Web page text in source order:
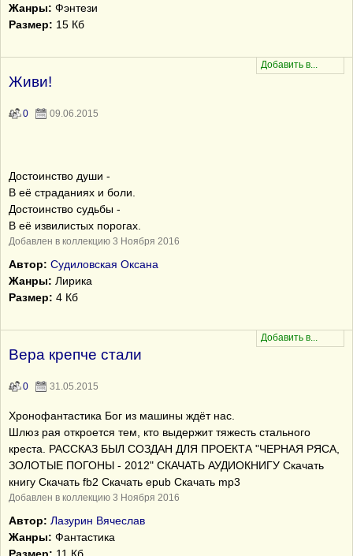
Жанры: Фэнтези
Размер: 15 Кб
Живи!
0 09.06.2015
Достоинство души -
В её страданиях и боли.
Достоинство судьбы -
В её извилистых порогах.
Добавлен в коллекцию 3 Ноября 2016
Автор: Судиловская Оксана
Жанры: Лирика
Размер: 4 Кб
Вера крепче стали
0 31.05.2015
Хронофантастика Бог из машины ждёт нас.
Шлюз рая откроется тем, кто выдержит тяжесть стального
креста. РАССКАЗ БЫЛ СОЗДАН ДЛЯ ПРОЕКТА "ЧЕРНАЯ РЯСА,
ЗОЛОТЫЕ ПОГОНЫ - 2012" СКАЧАТЬ АУДИОКНИГУ Скачать
книгу Скачать fb2 Скачать epub Скачать mp3
Добавлен в коллекцию 3 Ноября 2016
Автор: Лазурин Вячеслав
Жанры: Фантастика